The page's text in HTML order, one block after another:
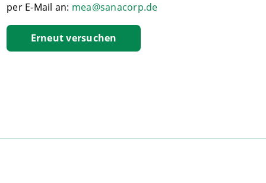
per E-Mail an: mea@sanacorp.de
Erneut versuchen